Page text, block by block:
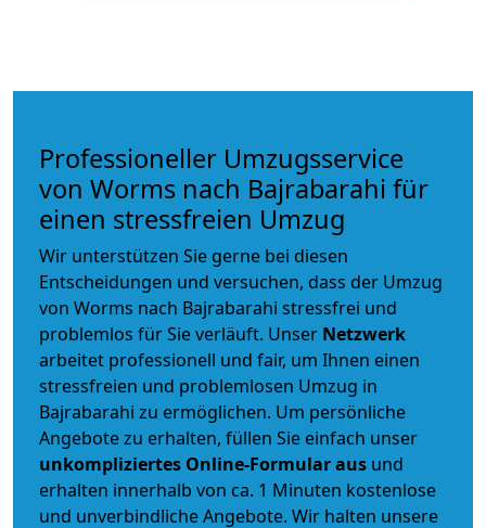
Professioneller Umzugsservice
von Worms nach Bajrabarahi für
einen stressfreien Umzug
Wir unterstützen Sie gerne bei diesen
Entscheidungen und versuchen, dass der Umzug
von Worms nach Bajrabarahi stressfrei und
problemlos für Sie verläuft. Unser Netzwerk
arbeitet professionell und fair, um Ihnen einen
stressfreien und problemlosen Umzug in
Bajrabarahi zu ermöglichen. Um persönliche
Angebote zu erhalten, füllen Sie einfach unser
unkompliziertes Online-Formular aus und
erhalten innerhalb von ca. 1 Minuten kostenlose
und unverbindliche Angebote. Wir halten unsere